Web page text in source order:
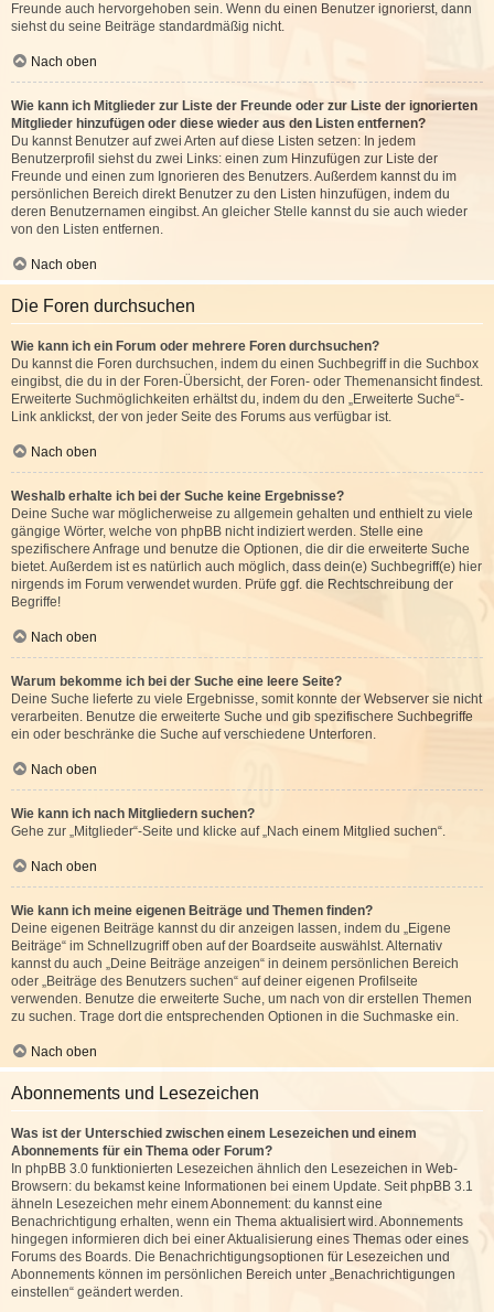
Freunde auch hervorgehoben sein. Wenn du einen Benutzer ignorierst, dann
siehst du seine Beiträge standardmäßig nicht.
Nach oben
Wie kann ich Mitglieder zur Liste der Freunde oder zur Liste der ignorierten
Mitglieder hinzufügen oder diese wieder aus den Listen entfernen?
Du kannst Benutzer auf zwei Arten auf diese Listen setzen: In jedem
Benutzerprofil siehst du zwei Links: einen zum Hinzufügen zur Liste der
Freunde und einen zum Ignorieren des Benutzers. Außerdem kannst du im
persönlichen Bereich direkt Benutzer zu den Listen hinzufügen, indem du
deren Benutzernamen eingibst. An gleicher Stelle kannst du sie auch wieder
von den Listen entfernen.
Nach oben
Die Foren durchsuchen
Wie kann ich ein Forum oder mehrere Foren durchsuchen?
Du kannst die Foren durchsuchen, indem du einen Suchbegriff in die Suchbox
eingibst, die du in der Foren-Übersicht, der Foren- oder Themenansicht findest.
Erweiterte Suchmöglichkeiten erhältst du, indem du den „Erweiterte Suche“-
Link anklickst, der von jeder Seite des Forums aus verfügbar ist.
Nach oben
Weshalb erhalte ich bei der Suche keine Ergebnisse?
Deine Suche war möglicherweise zu allgemein gehalten und enthielt zu viele
gängige Wörter, welche von phpBB nicht indiziert werden. Stelle eine
spezifischere Anfrage und benutze die Optionen, die dir die erweiterte Suche
bietet. Außerdem ist es natürlich auch möglich, dass dein(e) Suchbegriff(e) hier
nirgends im Forum verwendet wurden. Prüfe ggf. die Rechtschreibung der
Begriffe!
Nach oben
Warum bekomme ich bei der Suche eine leere Seite?
Deine Suche lieferte zu viele Ergebnisse, somit konnte der Webserver sie nicht
verarbeiten. Benutze die erweiterte Suche und gib spezifischere Suchbegriffe
ein oder beschränke die Suche auf verschiedene Unterforen.
Nach oben
Wie kann ich nach Mitgliedern suchen?
Gehe zur „Mitglieder“-Seite und klicke auf „Nach einem Mitglied suchen“.
Nach oben
Wie kann ich meine eigenen Beiträge und Themen finden?
Deine eigenen Beiträge kannst du dir anzeigen lassen, indem du „Eigene
Beiträge“ im Schnellzugriff oben auf der Boardseite auswählst. Alternativ
kannst du auch „Deine Beiträge anzeigen“ in deinem persönlichen Bereich
oder „Beiträge des Benutzers suchen“ auf deiner eigenen Profilseite
verwenden. Benutze die erweiterte Suche, um nach von dir erstellen Themen
zu suchen. Trage dort die entsprechenden Optionen in die Suchmaske ein.
Nach oben
Abonnements und Lesezeichen
Was ist der Unterschied zwischen einem Lesezeichen und einem
Abonnements für ein Thema oder Forum?
In phpBB 3.0 funktionierten Lesezeichen ähnlich den Lesezeichen in Web-
Browsern: du bekamst keine Informationen bei einem Update. Seit phpBB 3.1
ähneln Lesezeichen mehr einem Abonnement: du kannst eine
Benachrichtigung erhalten, wenn ein Thema aktualisiert wird. Abonnements
hingegen informieren dich bei einer Aktualisierung eines Themas oder eines
Forums des Boards. Die Benachrichtigungsoptionen für Lesezeichen und
Abonnements können im persönlichen Bereich unter „Benachrichtigungen
einstellen“ geändert werden.